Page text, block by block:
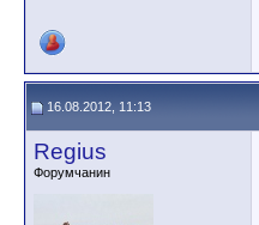
16.08.2012, 11:13
Regius
Форумчанин